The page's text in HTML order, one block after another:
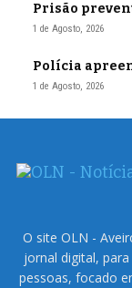
Prisão
1 de Agosto, 2026
Polícia
1 de Agosto, 2026
O site OLN -
jornal digital,
pessoas, focado